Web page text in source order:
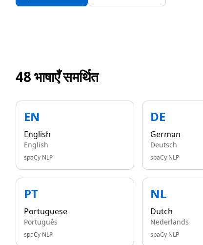
48 भाषाएँ समर्थित
EN
English
English
spaCy NLP
DE
German
Deutsch
spaCy NLP
PT
Portuguese
Português
spaCy NLP
NL
Dutch
Nederlands
spaCy NLP